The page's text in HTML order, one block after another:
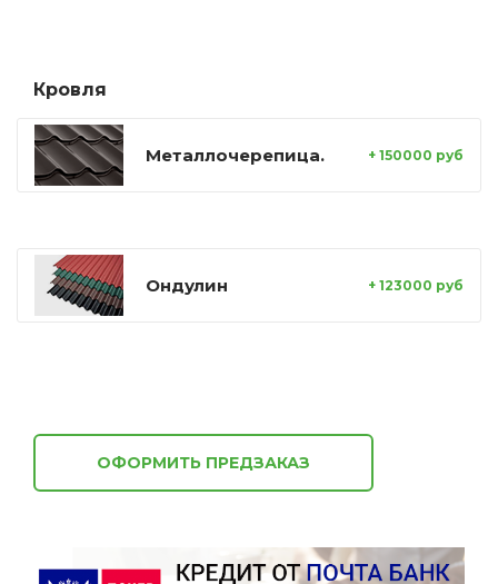
Кровля
Металлочерепица. + 150000 руб
Ондулин + 123000 руб
ОФОРМИТЬ ПРЕДЗАКАЗ